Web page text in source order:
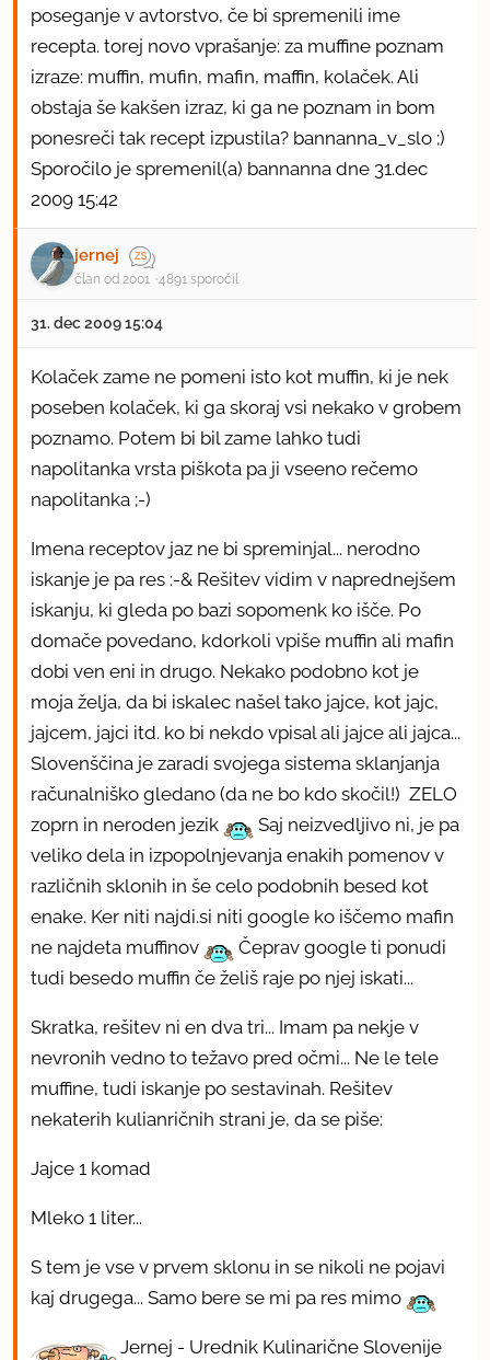
poseganje v avtorstvo, če bi spremenili ime
recepta. torej novo vprašanje: za muffine poznam
izraze: muffin, mufin, mafin, maffin, kolaček. Ali
obstaja še kakšen izraz, ki ga ne poznam in bom
ponesreči tak recept izpustila? bannanna_v_slo ;)
Sporočilo je spremenil(a) bannanna dne 31.dec
2009 15:42
jernej
član od 2001 4891 sporočil
31. dec 2009 15:04
Kolaček zame ne pomeni isto kot muffin, ki je nek
poseben kolaček, ki ga skoraj vsi nekako v grobem
poznamo. Potem bi bil zame lahko tudi
napolitanka vrsta piškota pa ji vseeno rečemo
napolitanka ;-)
Imena receptov jaz ne bi spreminjal... nerodno
iskanje je pa res :-& Rešitev vidim v naprednejšem
iskanju, ki gleda po bazi sopomenk ko išče. Po
domače povedano, kdorkoli vpiše muffin ali mafin
dobi ven eni in drugo. Nekako podobno kot je
moja želja, da bi iskalec našel tako jajce, kot jajc,
jajcem, jajci itd. ko bi nekdo vpisal ali jajce ali jajca...
Slovenščina je zaradi svojega sistema sklanjanja
računalniško gledano (da ne bo kdo skočil!) ZELO
zoprn in neroden jezik
Saj neizvedljivo ni, je pa
veliko dela in izpopolnjevanja enakih pomenov v
različnih sklonih in še celo podobnih besed kot
enake. Ker niti najdi.si niti google ko iščemo mafin
ne najdeta muffinov
Čeprav google ti ponudi
tudi besedo muffin če želiš raje po njej iskati...
Skratka, rešitev ni en dva tri... Imam pa nekje v
nevronih vedno to težavo pred očmi... Ne le tele
muffine, tudi iskanje po sestavinah. Rešitev
nekaterih kulianričnih strani je, da se piše:
Jajce 1 komad
Mleko 1 liter...
S tem je vse v prvem sklonu in se nikoli ne pojavi
kaj drugega... Samo bere se mi pa res mimo
Jernej - Urednik Kulinarične Slovenije